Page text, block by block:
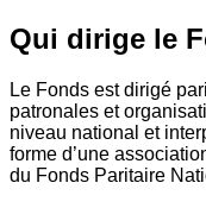
Qui dirige le
Le Fonds est dirigé
patronales et
niveau national et
forme d’une
du Fonds Paritaire